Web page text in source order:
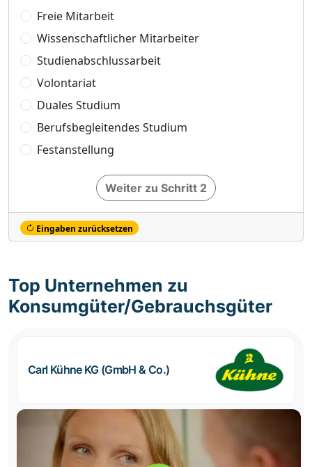
Freie Mitarbeit
Wissenschaftlicher Mitarbeiter
Studienabschlussarbeit
Volontariat
Duales Studium
Berufsbegleitendes Studium
Festanstellung
Weiter zu Schritt 2
Eingaben zurücksetzen
Top Unternehmen zu
Konsumgüter/Gebrauchsgüter
Carl Kühne KG (GmbH & Co.)